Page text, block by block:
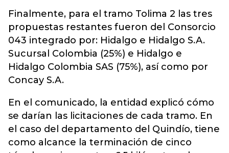
Finalmente, para el tramo Tolima 2 las tres
propuestas restantes fueron del Consorcio
043 integrado por: Hidalgo e Hidalgo S.A.
Sucursal Colombia (25%) e Hidalgo e
Hidalgo Colombia SAS (75%), así como por
Concay S.A.
En el comunicado, la entidad explicó cómo
se darían las licitaciones de cada tramo. En
el caso del departamento del Quindío, tiene
como alcance la terminación de cinco